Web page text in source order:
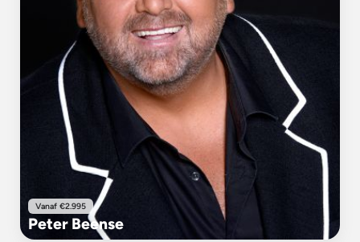
Vanaf €2.995
Peter Beense